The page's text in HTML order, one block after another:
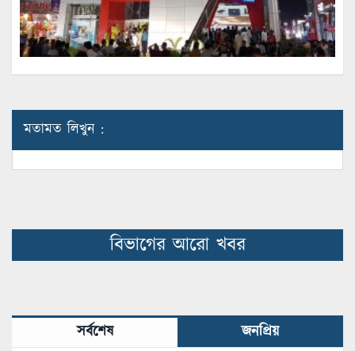
মতামত লিখুন :
বিভাগের আরো খবর
সর্বশেষ জনপ্রিয়